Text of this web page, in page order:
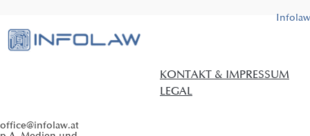
office@infolaw.at
KONTAKT & IMPRESSUM
LEGAL